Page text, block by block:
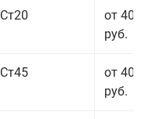
Ст20
от 40
руб.
Ст45
от 40
руб.